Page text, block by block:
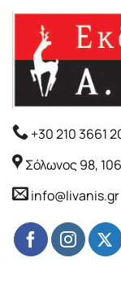
+30 210 3661
Σόλωνος 98,
info@livanis.gr